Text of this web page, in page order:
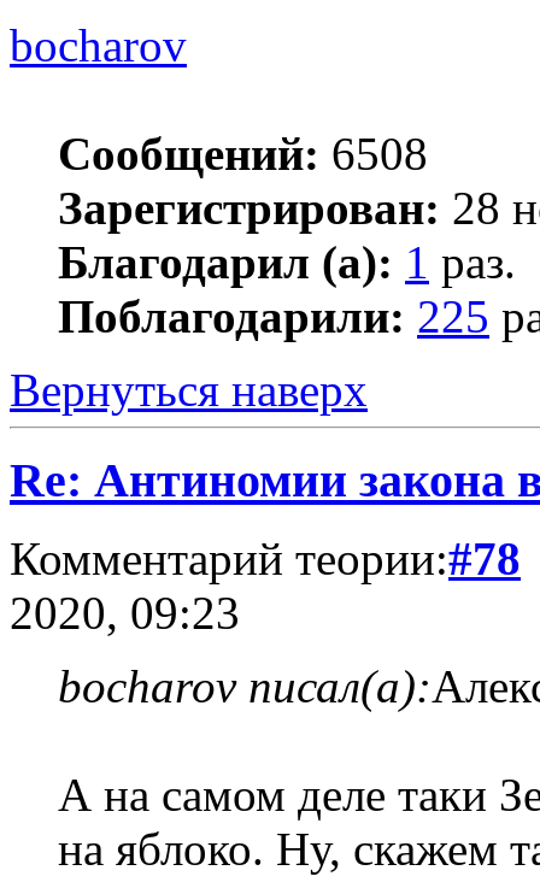
bocharov
Сообщений: 6508
Зарегистрирован: 28
Благодарил (а): 1 раз.
Поблагодарили: 225
Вернуться наверх
Re: Антиномии закона
Комментарий теории:#78
2020, 09:23
bocharov писал(а):
А на самом деле таки
на яблоко. Ну, скажем